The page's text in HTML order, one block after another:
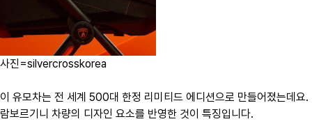
사진=silvercrosskorea
이 유모차는 전 세계 500대 한정 리미티드 에디션으로 만들어졌는데요.
람보르기니 차량의 디자인 요소를 반영한 것이 특징입니다.